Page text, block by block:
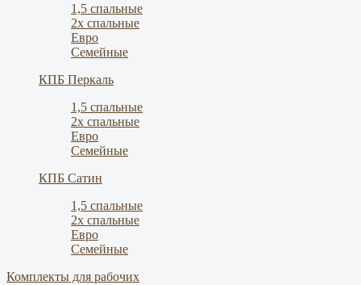
1,5 спальные
2х спальные
Евро
Семейные
КПБ Перкаль
1,5 спальные
2х спальные
Евро
Семейные
КПБ Сатин
1,5 спальные
2х спальные
Евро
Семейные
Комплекты для рабочих